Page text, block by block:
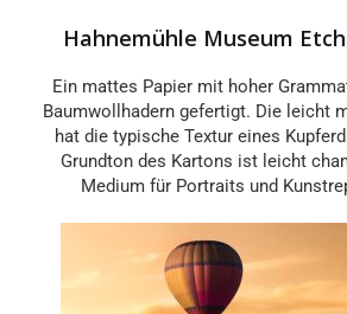
Hahnemühle Museum
Ein mattes Papier mit hoher
Baumwollhadern gefertigt. Die leicht
hat die typische Textur eines
Grundton des Kartons ist leicht
Medium für Portraits und